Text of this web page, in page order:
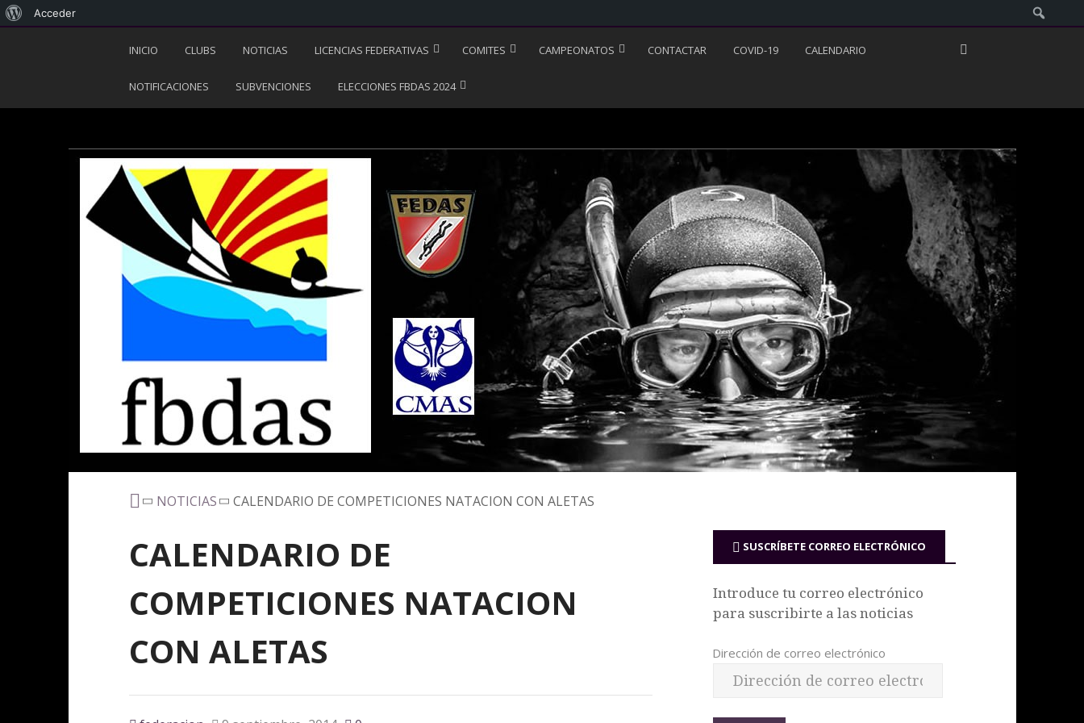
INICIO CLUBS NOTICIAS LICENCIAS FEDERATIVAS COMITES CAMPEONATOS CONTACTAR COVID-19 CALENDARIO
NOTIFICACIONES SUBVENCIONES ELECCIONES FBDAS 2024
NOTICIAS CALENDARIO DE COMPETICIONES NATACION CON ALETAS
CALENDARIO DE
COMPETICIONES NATACION
CON ALETAS
SUSCRÍBETE CORREO ELECTRÓNICO
Introduce tu correo electrónico
para suscribirte a las noticias
Dirección de correo electrónico
Acceder